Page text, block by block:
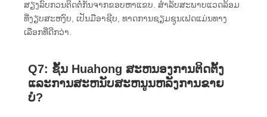
ສຽງລົບກວນຕິດຕໍ່ກັນຈາກຂອບຫາແຂບ. ສໍາລັບສະພາບແວດລ້ອມ
ທີ່ງຽບສະຫງົບ, ເປັນມືອາຊີບ, ທາດການຊຽມຊູນເຟດແມ່ນທາງ
ເລືອກທີ່ດີກວ່າ.
Q7: ຊັ້ນ Huahong ສະຫນອງການຕິດຕັ້ງ
ແລະການສະຫນັບສະຫນູນຫລັງການຂາຍ
ບໍ?